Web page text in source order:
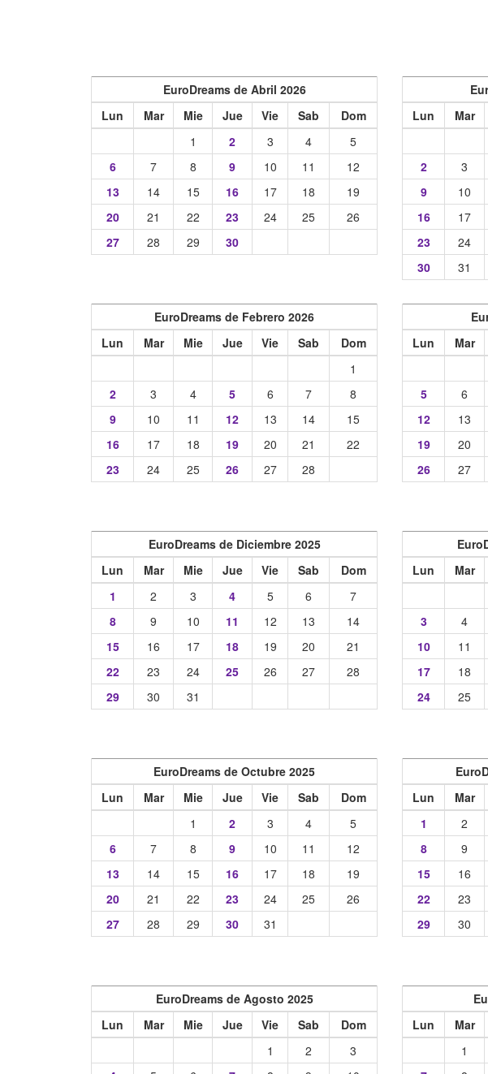
EuroDreams de Abril 2026
Lun
Mar Mie Jue Vie Sab
Dom
1
2 3 4
5
6
7 8 9 10 11
12
13
14 15 16 17 18
19
20
21 22 23 24 25
26
27
28 29 30
Lun
Mar
2
3
9
10
16
17
23
24
30
31
EuroDreams de Febrero 2026
Lun
Mar Mie Jue Vie Sab
Dom
1
2
3 4 5 6 7
8
9
10 11 12 13 14
15
16
17 18 19 20 21
22
23
24 25 26 27 28
Lun
Mar
5
6
12
13
19
20
26
27
EuroDreams de Diciembre 2025
Lun
Mar Mie Jue Vie Sab
Dom
1
2 3 4 5 6
7
8
9 10 11 12 13
14
15
16 17 18 19 20
21
22
23 24 25 26 27
28
29
30 31
Lun
Mar
3
4
10
11
17
18
24
25
EuroDreams de Octubre 2025
Lun
Mar Mie Jue Vie Sab
Dom
1
2 3 4
5
6
7 8 9 10 11
12
13
14 15 16 17 18
19
20
21 22 23 24 25
26
27
28 29 30 31
Lun
Mar
1
2
8
9
15
16
22
23
29
30
EuroDreams de Agosto 2025
Lun
Mar Mie Jue Vie Sab
Dom
1
2
3
Lun
Mar
1